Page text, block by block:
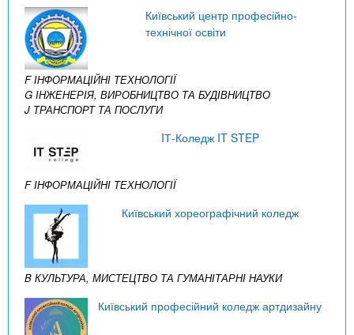
Київський центр професійно-
технічної освіти
F ІНФОРМАЦІЙНІ ТЕХНОЛОГІЇ
G ІНЖЕНЕРІЯ, ВИРОБНИЦТВО ТА БУДІВНИЦТВО
J ТРАНСПОРТ ТА ПОСЛУГИ
IТ-Коледж IT STEP
F ІНФОРМАЦІЙНІ ТЕХНОЛОГІЇ
Київський хореографічний коледж
B КУЛЬТУРА, МИСТЕЦТВО ТА ГУМАНІТАРНІ НАУКИ
Київський професійний коледж артдизайну